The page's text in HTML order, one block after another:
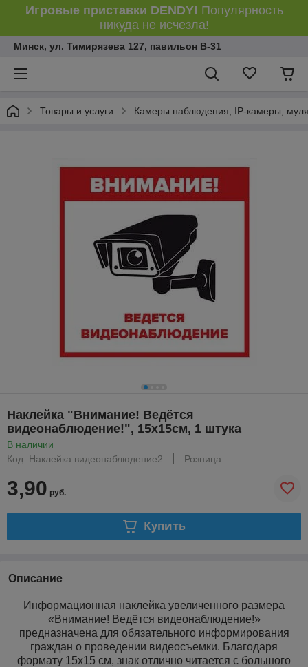
Игровые приставки DENDY! Популярность
никуда не исчезла!
Минск, ул. Тимирязева 127, павильон В-31
Товары и услуги Камеры наблюдения, IP-камеры,
Наклейка "Внимание! Ведётся
видеонаблюдение!", 15x15см, 1 штука
В наличии
Код: Наклейка видеонаблюдение2
Розница
3,90 руб.
Купить
Описание
Информационная наклейка увеличенного размера
«Внимание! Ведётся видеонаблюдение!»
предназначена для обязательного информирования
граждан о проведении видеосъемки. Благодаря
формату 15x15 см, знак отлично читается с большого